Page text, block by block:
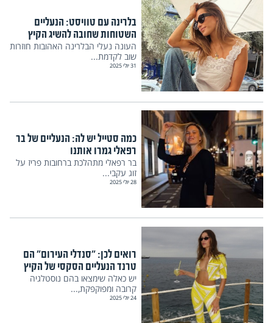
בלרינה עם טוויסט: הנעליים
השטוחות שחובה להשיג הקיץ
העונה נעלי הבלרינה האהובות חוזרות
שוב לקדמת...
31 יולי 2025
כמה סטייל יש לה: הנעליים של בר
רפאלי גמרו אותנו
בר רפאלי מתהלכת ברחובות פריז על
זוג עקבי...
28 יולי 2025
רואים לכן: "סנדלי העירום" הם
טרנד הנעליים הסקסי של הקיץ
יש כאלה שימצאו בהם נוסטלגיה
קרובה ומפוקפקת,...
24 יולי 2025